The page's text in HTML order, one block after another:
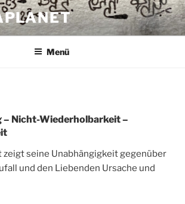
Menü
– Nicht-Wiederholbarkeit –
seine Unabhängigkeit gegenüber
und den Liebenden Ursache und